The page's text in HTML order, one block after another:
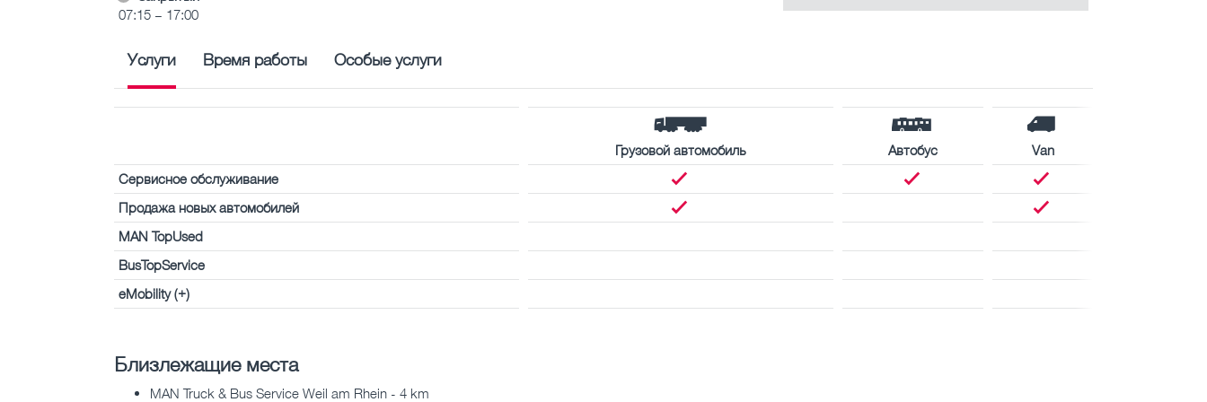
07:15 – 17:00
Услуги Время работы Особые услуги
Грузовой автомобиль Автобус
Van
Сервисное обслуживание
Продажа новых автомобилей
MAN TopUsed
BusTopService
eMobility (+)
Близлежащие места
MAN Truck & Bus Service Weil am Rhein - 4 km